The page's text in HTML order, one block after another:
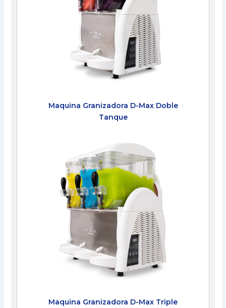
Maquina Granizadora D-Max Doble
Tanque
Maquina Granizadora D-Max Triple